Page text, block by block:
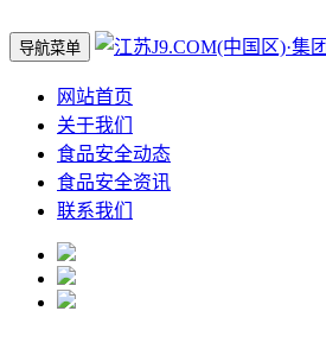
导航菜单
网站首页
关于我们
食品安全动态
食品安全资讯
联系我们